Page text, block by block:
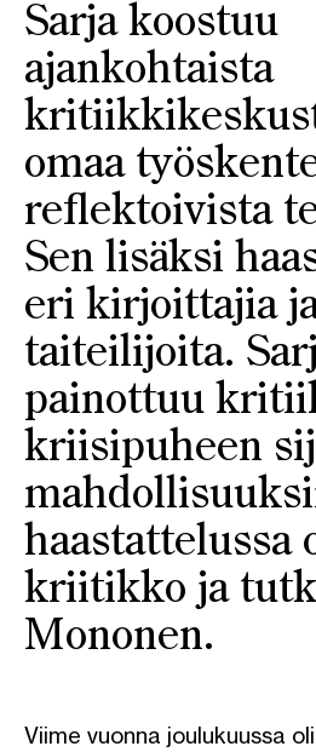
Sarja koostuu
ajankohtaista
omaa
reflektoivista
Sen lisäksi
eri kirjoittajia
taiteilijoita.
painottuu
kriisipuheen
haastattelussa
kriitikko ja
Mononen.
Viime vuonna joulukuussa